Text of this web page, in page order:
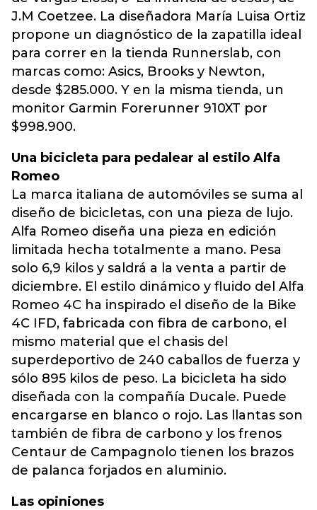
J.M Coetzee. La diseñadora María Luisa Ortiz
propone un diagnóstico de la zapatilla ideal
para correr en la tienda Runnerslab, con
marcas como: Asics, Brooks y Newton,
desde $285.000. Y en la misma tienda, un
monitor Garmin Forerunner 910XT por
$998.900.
Una bicicleta para pedalear al estilo Alfa
Romeo
La marca italiana de automóviles se suma al
diseño de bicicletas, con una pieza de lujo.
Alfa Romeo diseña una pieza en edición
limitada hecha totalmente a mano. Pesa
solo 6,9 kilos y saldrá a la venta a partir de
diciembre. El estilo dinámico y fluido del Alfa
Romeo 4C ha inspirado el diseño de la Bike
4C IFD, fabricada con fibra de carbono, el
mismo material que el chasis del
superdeportivo de 240 caballos de fuerza y
sólo 895 kilos de peso. La bicicleta ha sido
diseñada con la compañía Ducale. Puede
encargarse en blanco o rojo. Las llantas son
también de fibra de carbono y los frenos
Centaur de Campagnolo tienen los brazos
de palanca forjados en aluminio.
Las opiniones